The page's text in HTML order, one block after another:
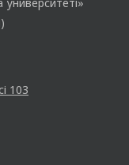
103